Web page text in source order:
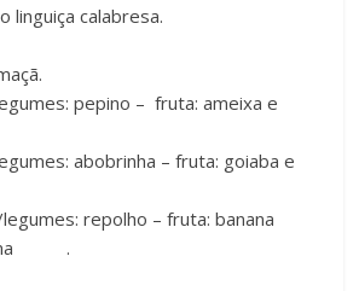
linguiça calabresa.
pepino – fruta: ameixa e
abobrinha – fruta: goiaba e
repolho – fruta: banana
.